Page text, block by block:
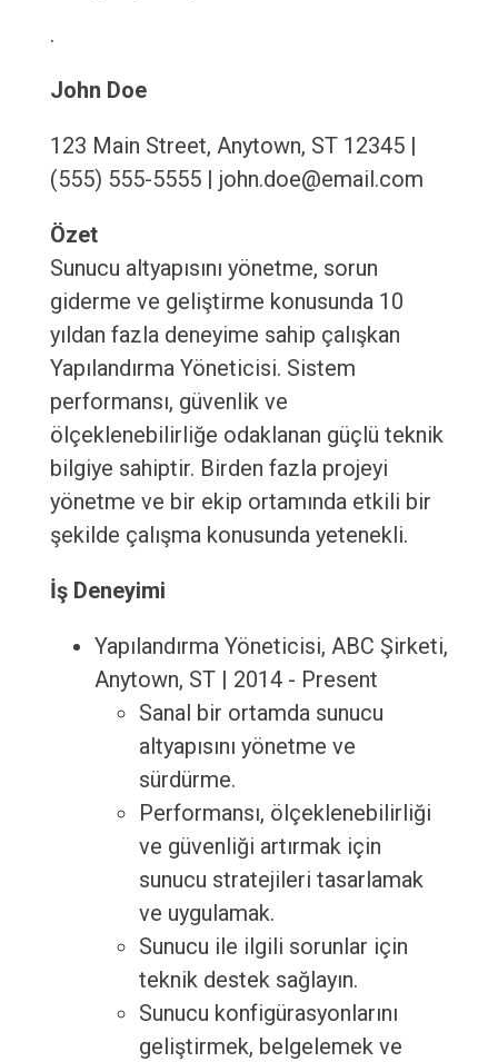
.
John Doe
123 Main Street, Anytown, ST 12345 |
(555) 555-5555 | john.doe@email.com
Özet
Sunucu altyapısını yönetme, sorun
giderme ve geliştirme konusunda 10
yıldan fazla deneyime sahip çalışkan
Yapılandırma Yöneticisi. Sistem
performansı, güvenlik ve
ölçeklenebilirliğe odaklanan güçlü teknik
bilgiye sahiptir. Birden fazla projeyi
yönetme ve bir ekip ortamında etkili bir
şekilde çalışma konusunda yetenekli.
İş Deneyimi
Yapılandırma Yöneticisi, ABC Şirketi,
Anytown, ST | 2014 - Present
Sanal bir ortamda sunucu
altyapısını yönetme ve
sürdürme.
Performansı, ölçeklenebilirliği
ve güvenliği artırmak için
sunucu stratejileri tasarlamak
ve uygulamak.
Sunucu ile ilgili sorunlar için
teknik destek sağlayın.
Sunucu konfigürasyonlarını
geliştirmek, belgelemek ve